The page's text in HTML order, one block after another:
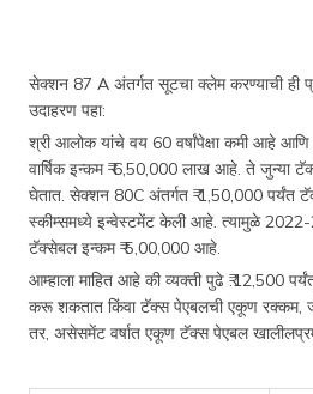
सेक्शन 87 A अंतर्गत सूटचा क्लेम करण्याची ही
उदाहरण पहा:
श्री आलोक यांचे वय 60 वर्षांपेक्षा कमी आहे
वार्षिक इन्कम ₹ 6,50,000 लाख आहे. ते जुन्या
घेतात. सेक्शन 80C अंतर्गत ₹ 1,50,000 पर्यंत
स्कीम्समध्ये इन्वेस्टमेंट केली आहे. त्यामुळे
टॅक्सेबल इन्कम ₹ 5,00,000 आहे.
आम्हाला माहित आहे की व्यक्ती पुढे ₹.12,500
करू शकतात किंवा टॅक्स पेएबलची एकूण रक्कम,
तर, असेसमेंट वर्षात एकूण टॅक्स पेएबल